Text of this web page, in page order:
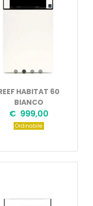
HABITAT 60
BIANCO
€ 999,00
Ordinabile